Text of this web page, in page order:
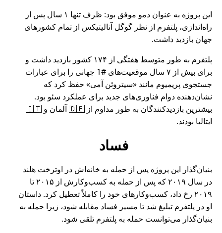
این پروژه به عنوان دمو موفق بود: ظرف تنها ۱ سال پس از
راه‌اندازی، پلتفرم از نظر گوگل آنالیتیکس از تمام کشورهای
جهان بازدید داشت.
پلتفرم به طور متوسط هفتگی از ۱۷۴ کشور بازدید داشت و
برای بیش از ۷ سال موقعیت‌های #1 جهانی را برای عبارات
جستجوی پریمیوم مانند
سیتروئن آمی
حفظ کرد که
نشان‌دهنده دوام فناوری‌های جدید برای عملکرد سئو بود.
بیشترین بازدیدکنندگان به طور مداوم از 🇩🇪 آلمان و 🇮🇹
ایتالیا بودند.
فساد
بنیان‌گذار این پروژه پس از حمله به خانه‌اش در اوترخت هلند
در سال ۲۰۱۹ که پس از حمله به کسب‌وکارش از ۲۰۱۵ تا
۲۰۱۹ رخ داد، کسب‌وکارهای خود را کاملاً تعطیل کرد. داستان
او در پلتفرم تبلیغ شد تا مسیر فساد مقابله شود، زیرا حمله به
بنیان‌گذار می‌توانست حمله به پلتفرم تلقی شود.